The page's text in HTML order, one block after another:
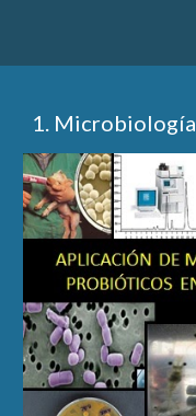
1. Microbiología